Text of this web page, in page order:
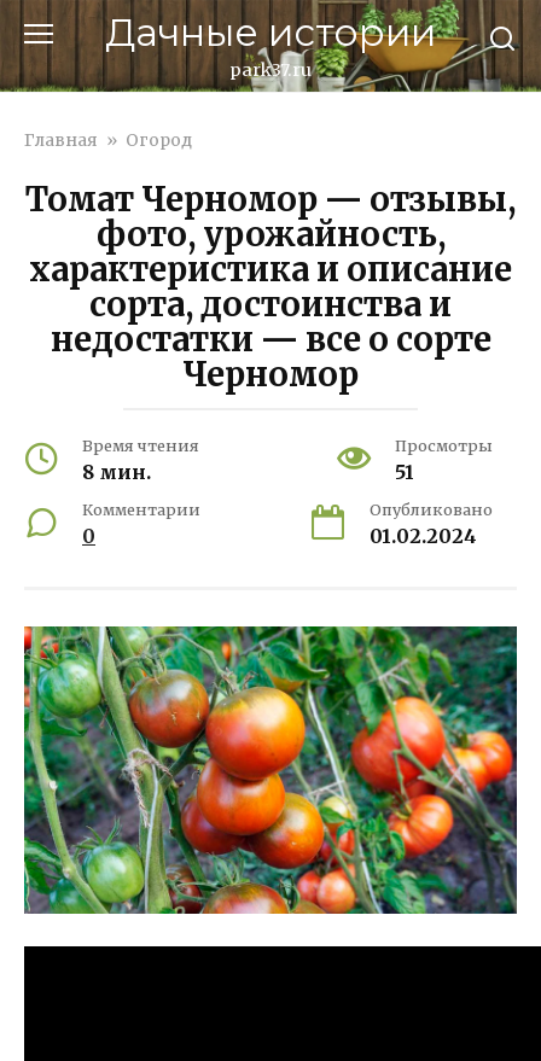
контенту
Дачные истории
park37.ru
Главная » Огород
Томат Черномор — отзывы,
фото, урожайность,
характеристика и описание
сорта, достоинства и
недостатки — все о сорте
Черномор
Время чтения
8 мин.
Просмотры
51
Комментарии
0
Опубликовано
01.02.2024